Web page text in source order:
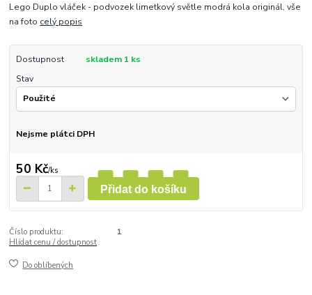
Lego Duplo vláček - podvozek limetkový světle modrá kola originál, vše
na foto celý popis
Dostupnost
skladem 1 ks
Stav
Nejsme plátci DPH
50 Kč/ks
Přidat do košíku
Číslo produktu:
1
Hlídat cenu / dostupnost
Do oblíbených